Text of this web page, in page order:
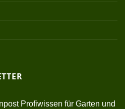
Profiwissen für Garten und